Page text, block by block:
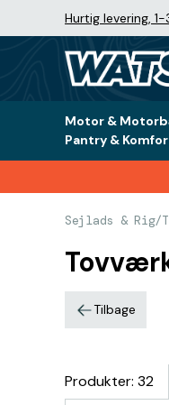
Hurtig levering,
Motor &
Pantry &
Sejlads & Rig/
Tilbage
Produkter: 32